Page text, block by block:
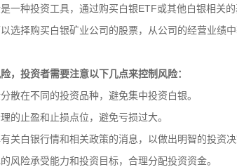
一种投资工具，通过购买白银ETF或其他白银相关的
选择购买白银矿业公司的股票，从公司的经营业绩中
，投资者需要注意以下几点来控制风险：
散在不同的投资品种，避免集中投资白银。
的止盈和止损点位，避免亏损过大。
关白银行情和相关政策的消息，以做出明智的投资决
风险承受能力和投资目标，合理分配投资资金。